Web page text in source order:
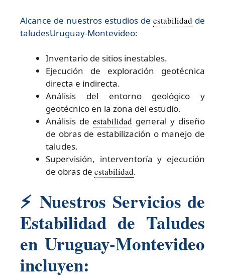
Alcance de nuestros estudios de estabilidad de
taludesUruguay-Montevideo:​
Inventario de sitios inestables.
Ejecución de exploración geotécnica
directa e indirecta.
Análisis del entorno geológico y
geotécnico en la zona del estudio.
Análisis de estabilidad general y diseño
de obras de estabilización o manejo de
taludes.
Supervisión, interventoría y ejecución
de obras de estabilidad.
⚡ Nuestros Servicios de
Estabilidad de Taludes
en Uruguay-Montevideo
incluyen: